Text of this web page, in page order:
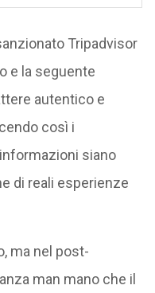
Tripadvisor
e la seguente
autentico e
così i
siano
di reali esperienze
ma nel post-
man mano che il